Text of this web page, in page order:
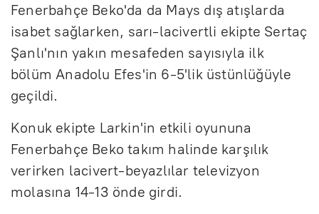
Fenerbahçe Beko'da da Mays dış atışlarda
isabet sağlarken, sarı-lacivertli ekipte Sertaç
Şanlı'nın yakın mesafeden sayısıyla ilk
bölüm Anadolu Efes'in 6-5'lik üstünlüğüyle
geçildi.
Konuk ekipte Larkin'in etkili oyununa
Fenerbahçe Beko takım halinde karşılık
verirken lacivert-beyazlılar televizyon
molasına 14-13 önde girdi.